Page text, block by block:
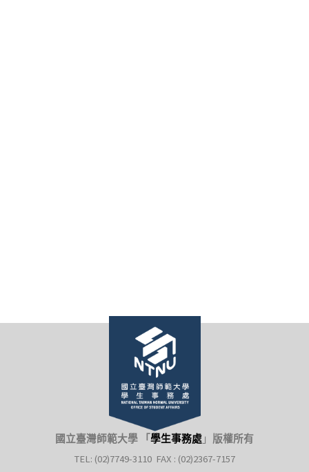
國立臺灣師範大學 「 學生事務處 」 版權所有
TEL: (02)7749-3110 FAX : (02)2367-7157